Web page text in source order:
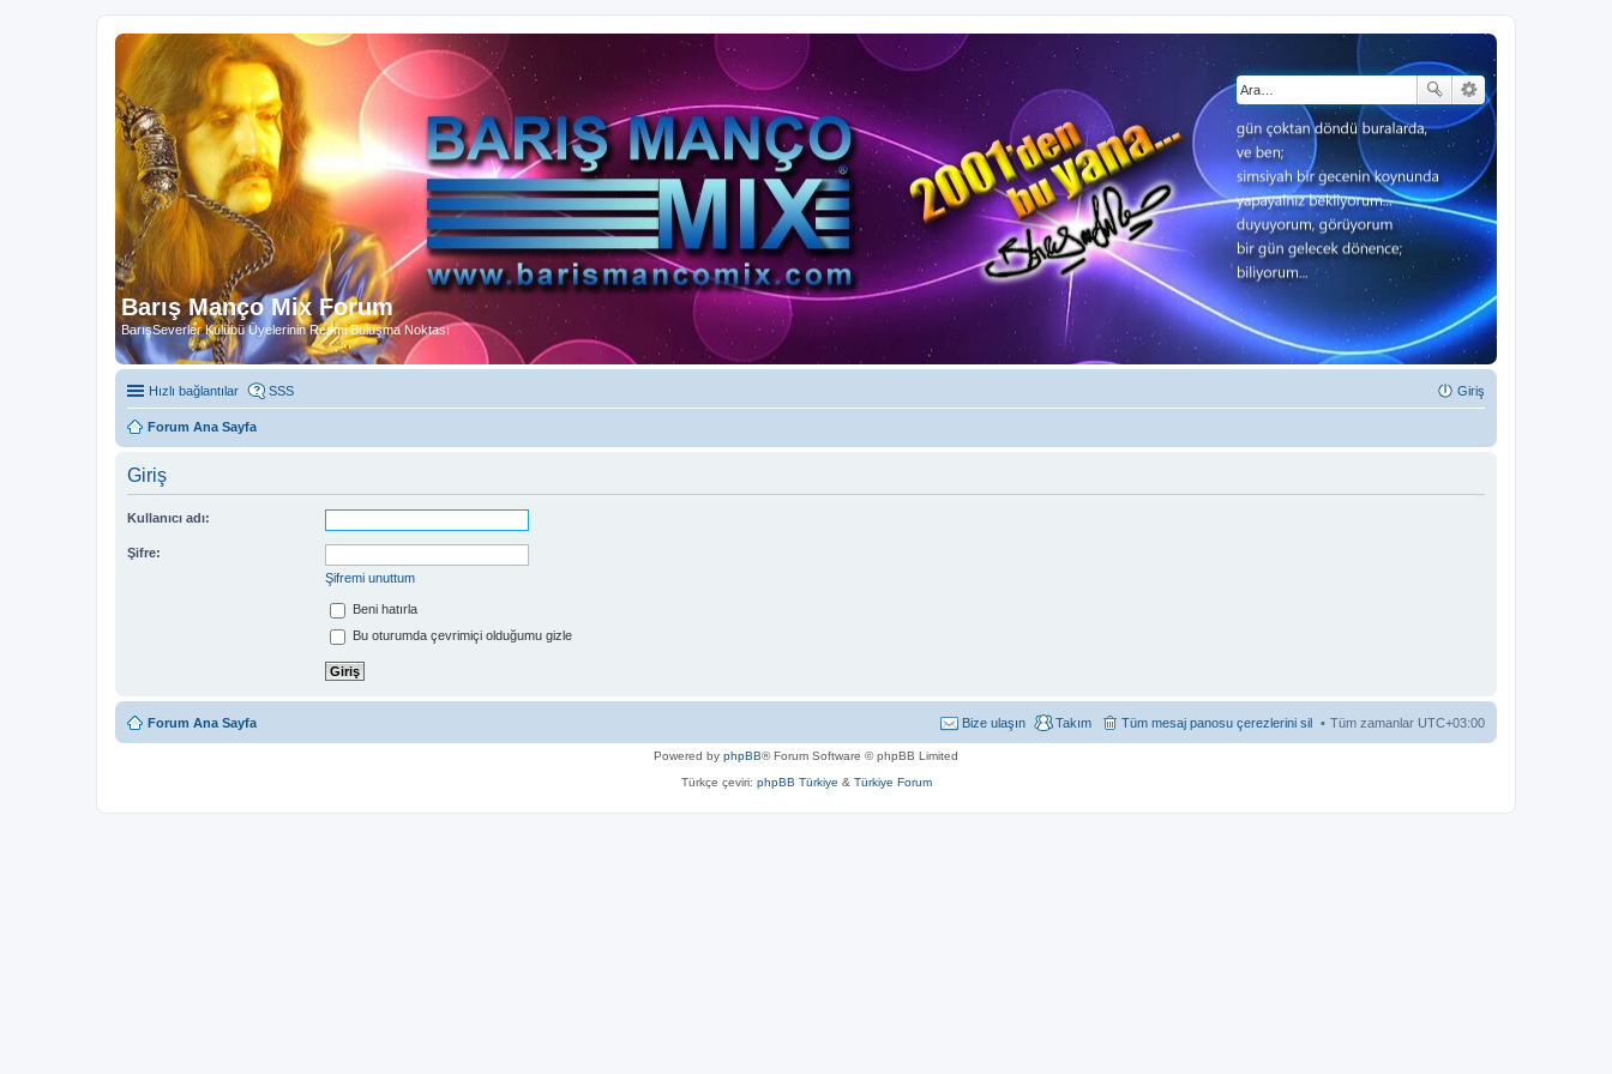
Barış Manço Mix Forum
BarışSeverler Kulübü Üyelerinin Resmi Buluşma Noktası
Hızlı bağlantılar SSS Giriş
Forum Ana Sayfa
Giriş
Kullanıcı adı:
Şifre:
Şifremi unuttum
Beni hatırla
Bu oturumda çevrimiçi olduğumu gizle
Forum Ana Sayfa Tüm zamanlar UTC+03:00
Tüm mesaj panosu çerezlerini sil
Takım
Bize ulaşın
Powered by phpBB® Forum Software © phpBB Limited
Türkçe çeviri: phpBB Türkiye & Türkiye Forum